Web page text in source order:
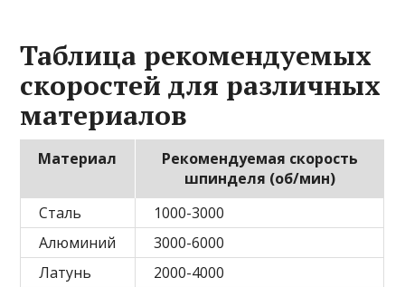
Таблица рекомендуемых
скоростей для различных
материалов
Материал
Рекомендуемая скорость
шпинделя (об/мин)
Сталь
1000-3000
Алюминий
3000-6000
Латунь
2000-4000